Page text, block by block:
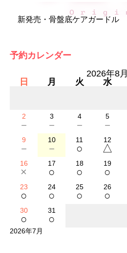
新発売・骨盤底ケアガードル
予約カレンダー
2026年8月
日
月 火 水
2
－
3
－
4
－
5
－
9
－
10
－
11
○
12
△
16
×
17
○
18
○
19
○
23
○
24
○
25
○
26
○
30
○
31
○
2026年7月